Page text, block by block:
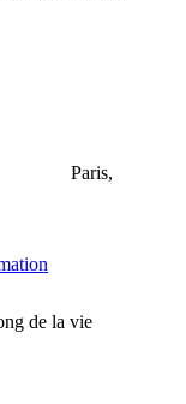
Paris,
de la vie